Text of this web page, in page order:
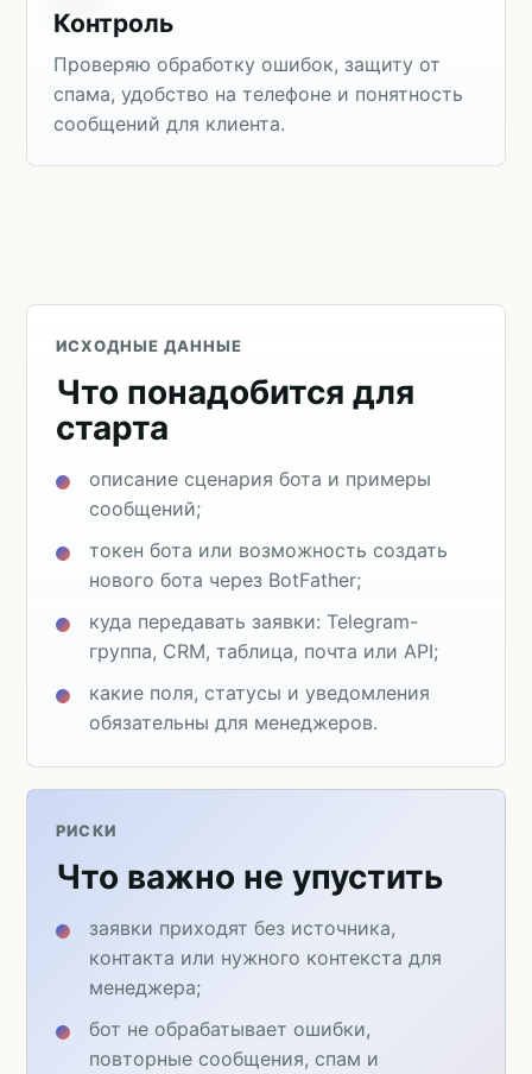
Контроль
Проверяю обработку ошибок, защиту от
спама, удобство на телефоне и понятность
сообщений для клиента.
ИСХОДНЫЕ ДАННЫЕ
Что понадобится для
старта
описание сценария бота и примеры
сообщений;
токен бота или возможность создать
нового бота через BotFather;
куда передавать заявки: Telegram-
группа, CRM, таблица, почта или API;
какие поля, статусы и уведомления
обязательны для менеджеров.
РИСКИ
Что важно не упустить
заявки приходят без источника,
контакта или нужного контекста для
менеджера;
бот не обрабатывает ошибки,
повторные сообщения, спам и